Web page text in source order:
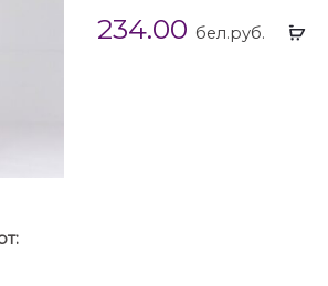
234.00 бел.руб.